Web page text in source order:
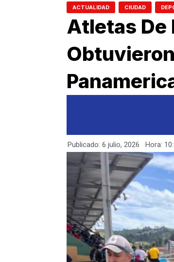
ACTUALIDAD CIUDAD
Atletas De
Publicado: 6 julio, 2026 Hora: